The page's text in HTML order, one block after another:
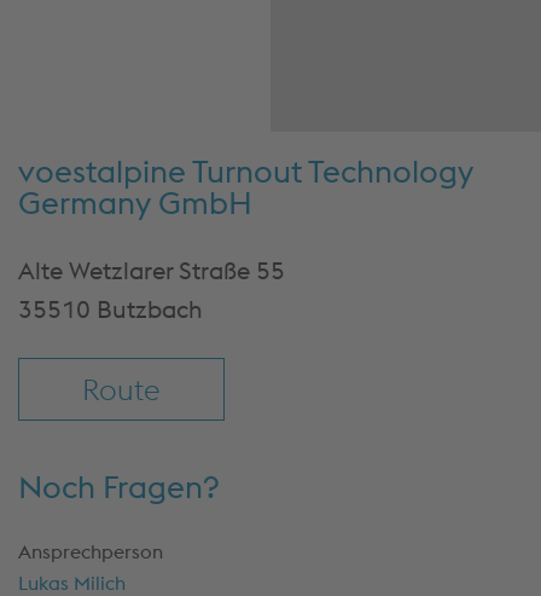
Cookies
voestalpine Turnout Technology
Germany GmbH
Alte Wetzlarer Straße 55
35510 Butzbach
Route
Noch Fragen?
Ansprechperson
Lukas Milich